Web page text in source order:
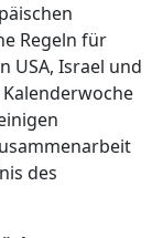
Regeln für
USA, Israel und
des